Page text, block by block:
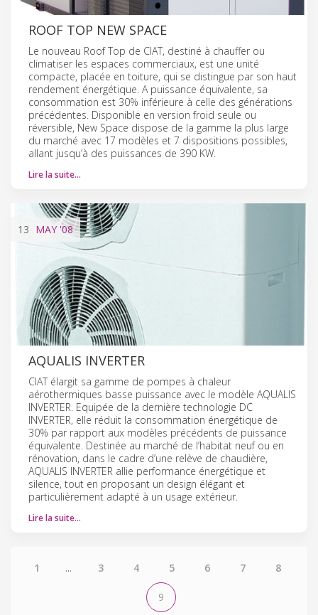
ROOF TOP NEW SPACE
Le nouveau Roof Top de CIAT, destiné à chauffer ou
climatiser les espaces commerciaux, est une unité
compacte, placée en toiture, qui se distingue par son haut
rendement énergétique. A puissance équivalente, sa
consommation est 30% inférieure à celle des générations
précédentes. Disponible en version froid seule ou
réversible, New Space dispose de la gamme la plus large
du marché avec 17 modèles et 7 dispositions possibles,
allant jusqu’à des puissances de 390 KW.
Lire la suite…
13 MAY'08
AQUALIS INVERTER
CIAT élargit sa gamme de pompes à chaleur
aérothermiques basse puissance avec le modèle AQUALIS
INVERTER. Equipée de la dernière technologie DC
INVERTER, elle réduit la consommation énergétique de
30% par rapport aux modèles précédents de puissance
équivalente. Destinée au marché de l’habitat neuf ou en
rénovation, dans le cadre d’une relève de chaudière,
AQUALIS INVERTER allie performance énergétique et
silence, tout en proposant un design élégant et
particulièrement adapté à un usage extérieur.
Lire la suite…
1 ... 3 4 5 6 7 8
9